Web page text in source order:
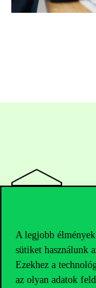
A legjobb
sütiket használunk
Ezekhez a
az olyan adatok
Elérhetőségek